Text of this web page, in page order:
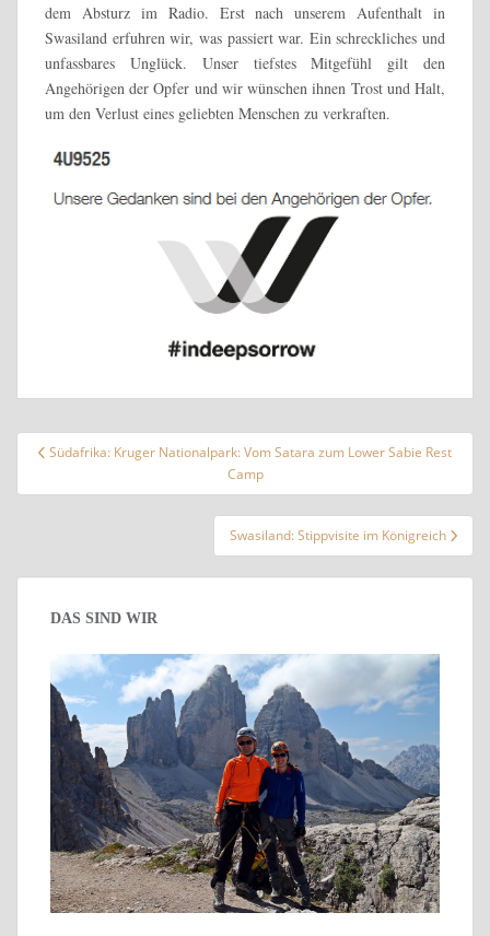
dem Absturz im Radio. Erst nach unserem Aufenthalt in
Swasiland erfuhren wir, was passiert war. Ein schreckliches und
unfassbares Unglück. Unser tiefstes Mitgefühl gilt den
Angehörigen der Opfer und wir wünschen ihnen Trost und Halt,
um den Verlust eines geliebten Menschen zu verkraften.
Beitragsnavigation
Südafrika: Kruger Nationalpark: Vom Satara zum Lower Sabie Rest
Camp
Swasiland: Stippvisite im Königreich
DAS SIND WIR